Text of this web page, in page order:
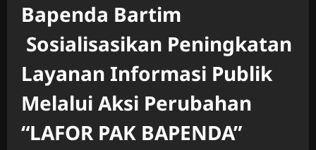
Bapenda Bartim
Sosialisasikan Peningkatan
Layanan Informasi Publik
Melalui Aksi Perubahan
“LAFOR PAK BAPENDA”